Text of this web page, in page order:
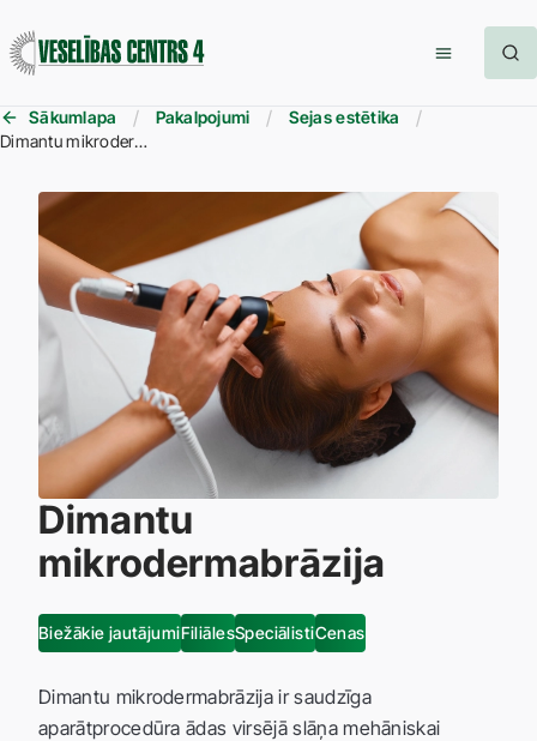
Sākumlapa Pakalpojumi
Sejas estētika
Dimantu mikrodermabrāzija sejas attīrīšanai
Dimantu
mikrodermabrāzija
Biežākie jautājumiFiliālesSpeciālistiCenas
Dimantu mikrodermabrāzija ir saudzīga
aparātprocedūra ādas virsējā slāņa mehāniskai